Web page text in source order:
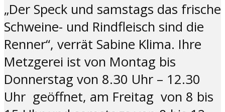
„Der Speck und samstags das frische
Schweine- und Rindfleisch sind die
Renner“, verrät Sabine Klima. Ihre
Metzgerei ist von Montag bis
Donnerstag von 8.30 Uhr – 12.30
Uhr geöffnet, am Freitag von 8 bis